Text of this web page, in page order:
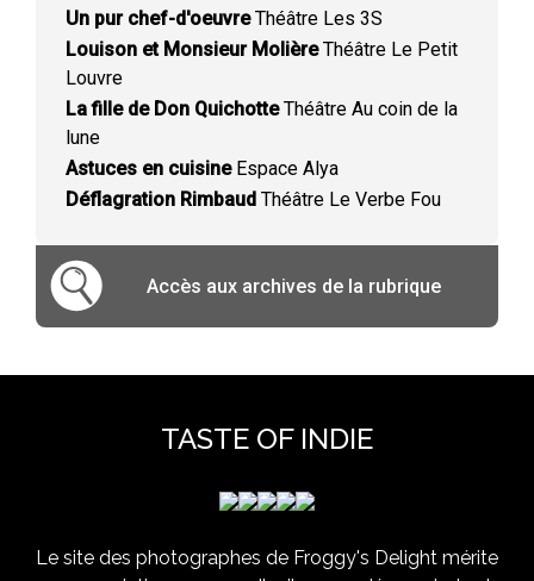
Un pur chef-d'oeuvreThéâtre Les 3S
Louison et Monsieur MolièreThéâtre Le Petit
Louvre
La fille de Don QuichotteThéâtre Au coin de la
lune
Astuces en cuisineEspace Alya
Déflagration Rimbaud Théâtre Le Verbe Fou
Accès aux archives de la rubrique
TASTE OF INDIE
Le site des photographes de Froggy's Delight mérite